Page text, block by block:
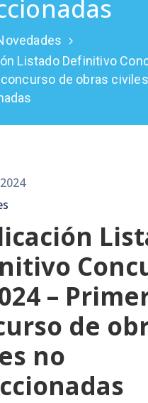
Listado Definitivo
de obras
–
de
no